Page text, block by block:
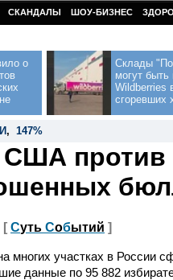
СКАНДАЛЫ ШОУ-БИЗНЕС
о
Склады
могут
Wildberries
сгоревших
, 147%
против
[ Суть Событий ]
многих участках в
данные по 95 882